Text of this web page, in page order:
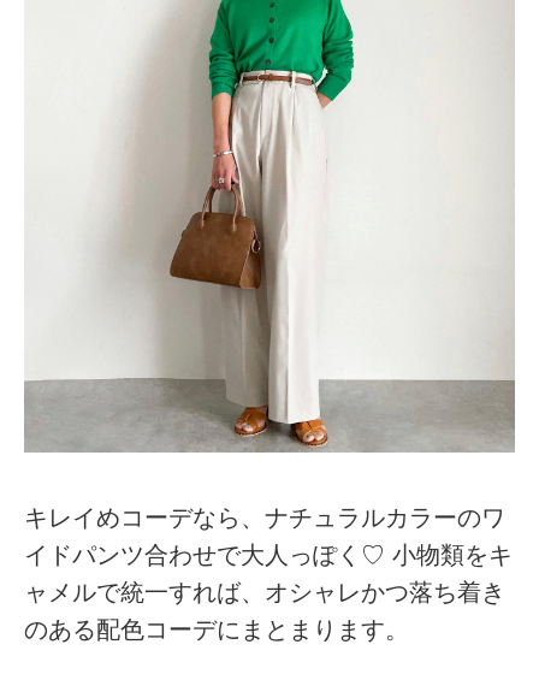
キレイめコーデなら、ナチュラルカラーのワ
イドパンツ合わせで大人っぽく♡ 小物類をキ
ャメルで統一すれば、オシャレかつ落ち着き
のある配色コーデにまとまります。